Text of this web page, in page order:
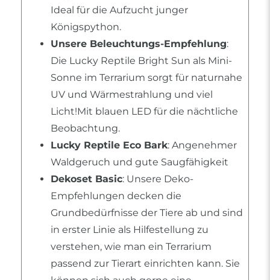
Ideal für die Aufzucht junger
Königspython.
Unsere Beleuchtungs-Empfehlung:
Die Lucky Reptile Bright Sun als Mini-
Sonne im Terrarium sorgt für naturnahe
UV und Wärmestrahlung und viel
Licht!Mit blauen LED für die nächtliche
Beobachtung.
Lucky Reptile Eco Bark: Angenehmer
Waldgeruch und gute Saugfähigkeit
Dekoset Basic: Unsere Deko-
Empfehlungen decken die
Grundbedürfnisse der Tiere ab und sind
in erster Linie als Hilfestellung zu
verstehen, wie man ein Terrarium
passend zur Tierart einrichten kann. Sie